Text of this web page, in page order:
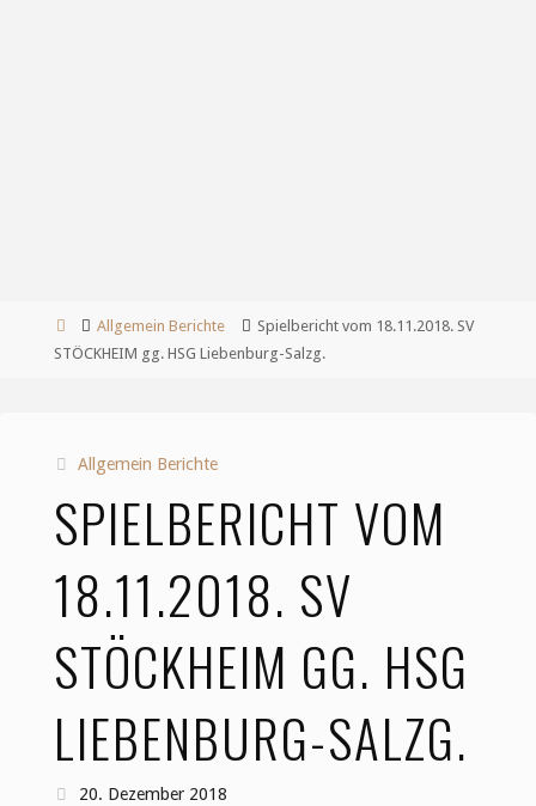
StartAllgemein Berichte
Spielbericht vom 18.11.2018. SV
STÖCKHEIM gg. HSG Liebenburg-Salzg.
Allgemein Berichte
SPIELBERICHT VOM
18.11.2018. SV
STÖCKHEIM GG. HSG
LIEBENBURG-SALZG.
20. Dezember 2018